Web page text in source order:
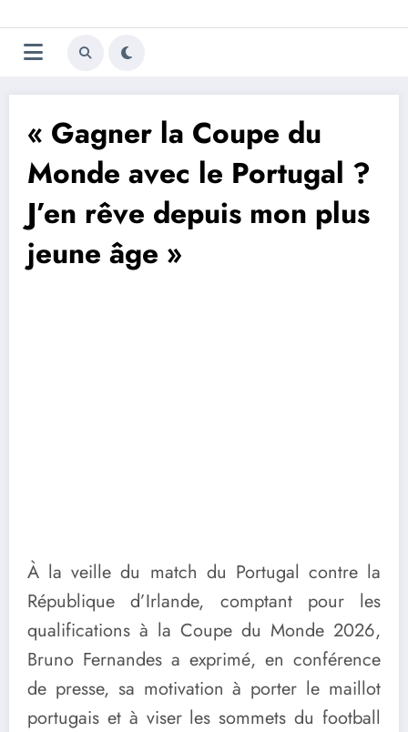
au
contenu
Trivela
L'actualité du football
« Gagner la Coupe du
Monde avec le Portugal ?
J’en rêve depuis mon plus
jeune âge »
À la veille du match du Portugal contre la
République d’Irlande, comptant pour les
qualifications à la Coupe du Monde 2026,
Bruno Fernandes a exprimé, en conférence
de presse, sa motivation à porter le maillot
portugais et à viser les sommets du football